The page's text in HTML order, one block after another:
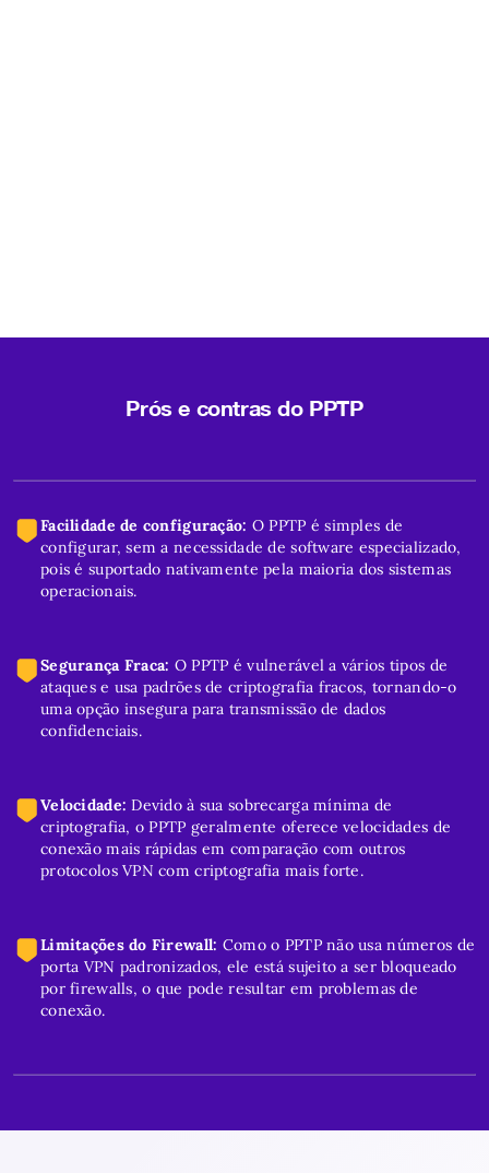
Prós e contras do PPTP
Facilidade de configuração: O PPTP é simples de
configurar, sem a necessidade de software especializado,
pois é suportado nativamente pela maioria dos sistemas
operacionais.
Segurança Fraca: O PPTP é vulnerável a vários tipos de
ataques e usa padrões de criptografia fracos, tornando-o
uma opção insegura para transmissão de dados
confidenciais.
Velocidade: Devido à sua sobrecarga mínima de
criptografia, o PPTP geralmente oferece velocidades de
conexão mais rápidas em comparação com outros
protocolos VPN com criptografia mais forte.
Limitações do Firewall: Como o PPTP não usa números de
porta VPN padronizados, ele está sujeito a ser bloqueado
por firewalls, o que pode resultar em problemas de
conexão.